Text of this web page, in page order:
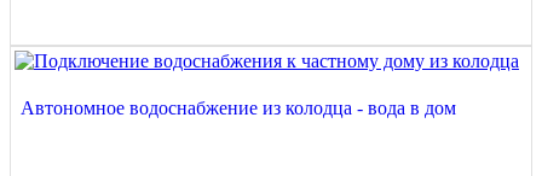
Автономное водоснабжение из колодца - вода в дом